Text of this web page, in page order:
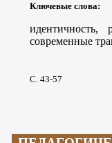
Ключевые слова:
идентичность,
современные
С. 43-57